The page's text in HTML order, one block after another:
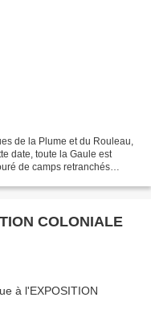
de la Plume et du Rouleau,
date, toute la Gaule est
de camps retranchés
COLONIALE